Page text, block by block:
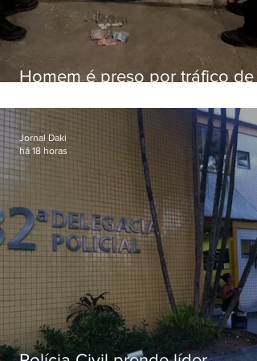
Homem é preso por tráfico de
Jornal Daki
há 18 horas